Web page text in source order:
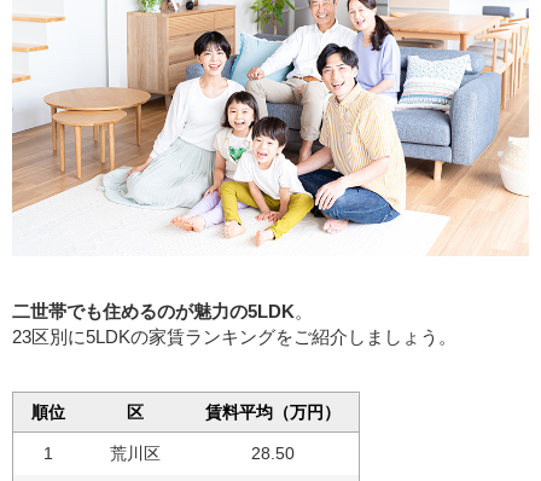
二世帯でも住めるのが魅力の5LDK。
23区別に5LDKの家賃ランキングをご紹介しましょう。
順位 区 賃料平均（万円）
1 荒川区 28.50